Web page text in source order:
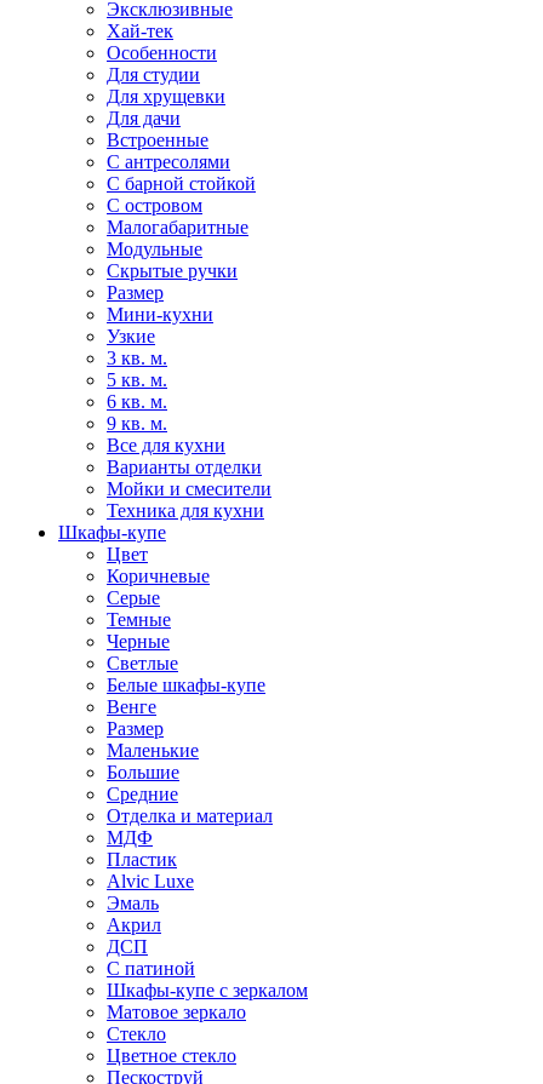
Эксклюзивные
Хай-тек
Особенности
Для студии
Для хрущевки
Для дачи
Встроенные
С антресолями
С барной стойкой
С островом
Малогабаритные
Модульные
Скрытые ручки
Размер
Мини-кухни
Узкие
3 кв. м.
5 кв. м.
6 кв. м.
9 кв. м.
Все для кухни
Варианты отделки
Мойки и смесители
Техника для кухни
Шкафы-купе
Цвет
Коричневые
Серые
Темные
Черные
Светлые
Белые шкафы-купе
Венге
Размер
Маленькие
Большие
Средние
Отделка и материал
МДФ
Пластик
Alvic Luxe
Эмаль
Акрил
ДСП
С патиной
Шкафы-купе с зеркалом
Матовое зеркало
Стекло
Цветное стекло
Пескоструй